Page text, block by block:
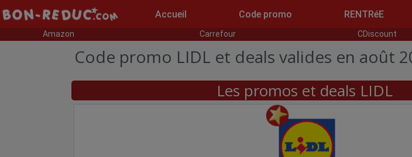
Accueil Code promo RENTRéE
Amazon Carrefour CDiscount
Code promo LIDL et deals valides en août
Les promos et deals LIDL